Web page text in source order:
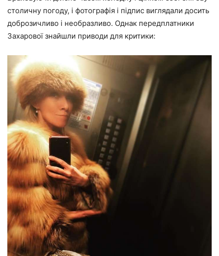
столичну погоду, і фотографія і підпис виглядали досить
доброзичливо і необразливо. Однак передплатники
Захарової знайшли приводи для критики: